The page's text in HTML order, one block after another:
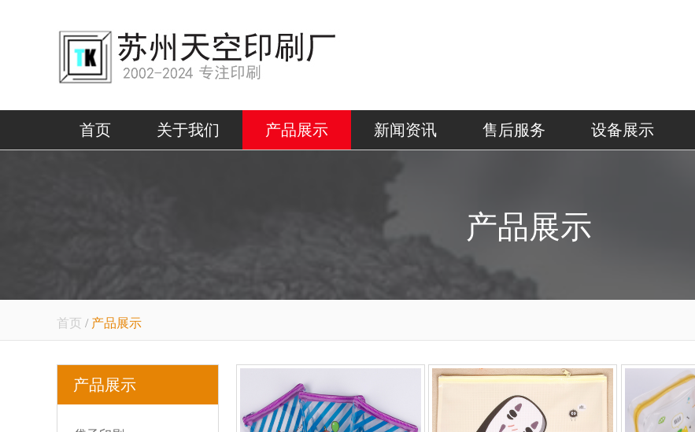
首页 关于我们 产品展示 新闻资讯 售后服务 设备展示
产品展示
首页 / 产品展示
产品展示